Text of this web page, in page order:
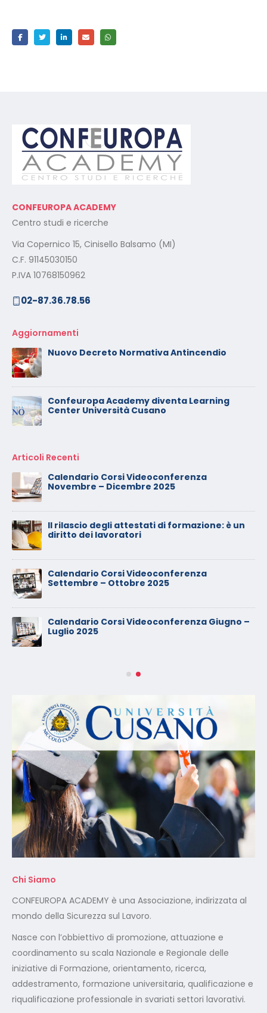
CONFEUROPA ACADEMY
Centro studi e ricerche
Via Copernico 15, Cinisello Balsamo (MI)
C.F. 91145030150
P.IVA 10768150962
02-87.36.78.56
Aggiornamenti
Nuovo Decreto Normativa Antincendio
Confeuropa Academy diventa Learning
Center Università Cusano
Articoli Recenti
Calendario Corsi Videoconferenza
Novembre – Dicembre 2025
Il rilascio degli attestati di formazione: è un
diritto dei lavoratori
Calendario Corsi Videoconferenza
Settembre – Ottobre 2025
Calendario Corsi Videoconferenza Giugno –
Luglio 2025
Chi Siamo
CONFEUROPA ACADEMY è una Associazione, indirizzata al
mondo della Sicurezza sul Lavoro.
Nasce con l’obbiettivo di promozione, attuazione e
coordinamento su scala Nazionale e Regionale delle
iniziative di Formazione, orientamento, ricerca,
addestramento, formazione universitaria, qualificazione e
riqualificazione professionale in svariati settori lavorativi.